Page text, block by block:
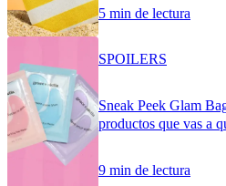
5 min de lectura
SPOILERS
Sneak Peek Glam
productos que vas a
9 min de lectura